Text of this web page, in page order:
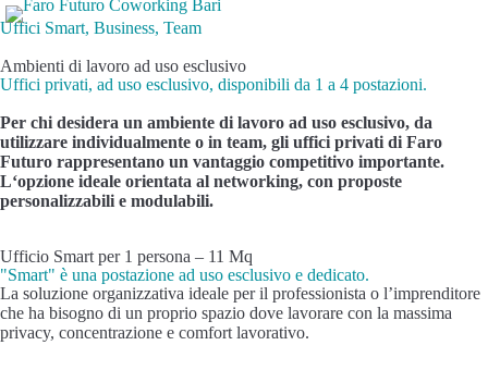
Uffici Smart, Business, Team
Ambienti di lavoro ad uso esclusivo
Uffici privati, ad uso esclusivo, disponibili da 1 a 4 postazioni.
Per chi desidera un ambiente di lavoro ad uso esclusivo, da
utilizzare individualmente o in team, gli uffici privati di Faro
Futuro rappresentano un vantaggio competitivo importante.
L‘opzione ideale orientata al networking, con proposte
personalizzabili e modulabili.
Ufficio Smart per 1 persona – 11 Mq
"Smart" è una postazione ad uso esclusivo e dedicato.
La soluzione organizzativa ideale per il professionista o l’imprenditore
che ha bisogno di un proprio spazio dove lavorare con la massima
privacy, concentrazione e comfort lavorativo.